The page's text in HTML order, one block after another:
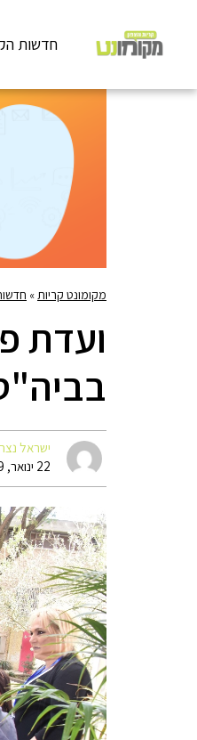
חדשות
מקומונט קריות »
ועדת
ישראל
22 ינואר, 2019 06:57